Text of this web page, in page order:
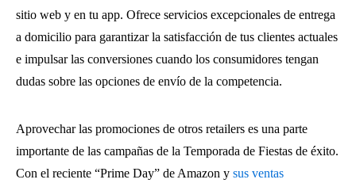
sitio web y en tu app. Ofrece servicios excepcionales de entrega
a domicilio para garantizar la satisfacción de tus clientes actuales
e impulsar las conversiones cuando los consumidores tengan
dudas sobre las opciones de envío de la competencia.
Aprovechar las promociones de otros retailers es una parte
importante de las campañas de la Temporada de Fiestas de éxito.
Con el reciente “Prime Day” de Amazon y sus ventas